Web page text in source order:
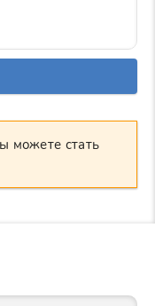
можете стать